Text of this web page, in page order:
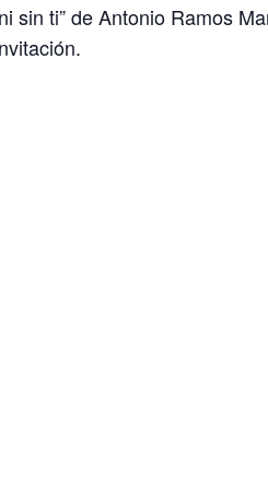
sin ti” de Antonio Ramos